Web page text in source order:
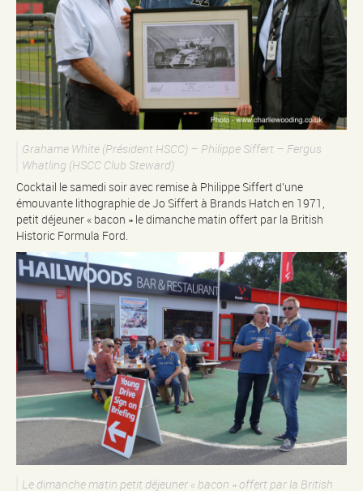
Grahame White (Président HSCC) – Philippe Siffert – Fergus
Whatling (HSCC Club Steward)
Cocktail le samedi soir avec remise à Philippe Siffert d’une
émouvante lithographie de Jo Siffert à Brands Hatch en 1971,
petit déjeuner « bacon » le dimanche matin offert par la British
Historic Formula Ford.
Le dimanche matin petit déjeuner « bacon » offert par la British